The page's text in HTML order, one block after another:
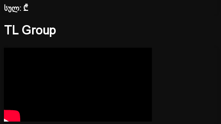
სულ:₾
TL Group